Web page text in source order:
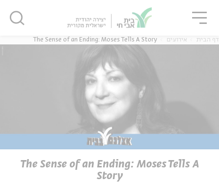
דף הבית אירועים The Sense of an Ending: Moses Tells A Story
The Sense of an Ending: Moses Tells A
Story
סגור